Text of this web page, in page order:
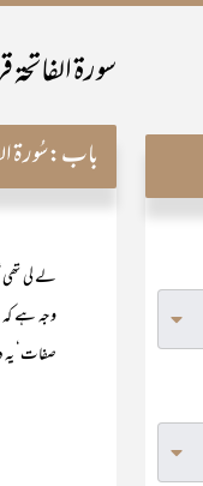
سورۃ
باب:سُورۃ
لے لی
وجہ ہے کہ
صفات‘ یہ
اب ذرا